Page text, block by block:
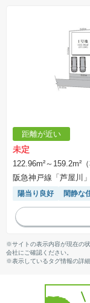
距離が近い
未定
122.96m²～159.2m²
阪急神戸線「芦屋川
陽当り良好 閑静な
※サイトの表示内容が現在の
会社にご確認ください。
※表示しているタグ情報の詳